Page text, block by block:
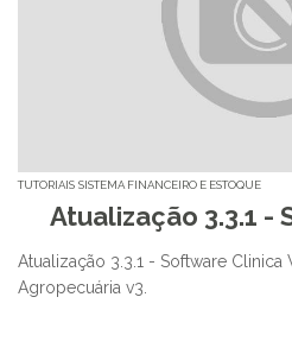
TUTORIAIS SISTEMA FINANCEIRO E ESTOQUE
Atualização 3.3.1 -
Atualização 3.3.1 - Software Clinica
Agropecuária v3.